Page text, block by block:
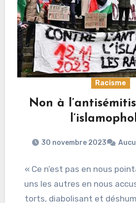
Racisme
Non à
30 novembre 2023
« Ce n’est pas en nous
uns les autres en nous
torts, diabolisant et